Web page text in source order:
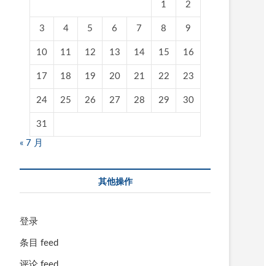
1 2
3 4 5 6 7 8 9
10 11 12 13 14 15 16
17 18 19 20 21 22 23
24 25 26 27 28 29 30
31
« 7 月
其他操作
登录
条目 feed